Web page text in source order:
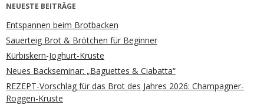
NEUESTE BEITRÄGE
Entspannen beim Brotbacken
Sauerteig Brot & Brötchen für Beginner
Kürbiskern-Joghurt-Kruste
Neues Backseminar: „Baguettes & Ciabatta“
REZEPT-Vorschlag für das Brot des Jahres 2026: Champagner-
Roggen-Kruste